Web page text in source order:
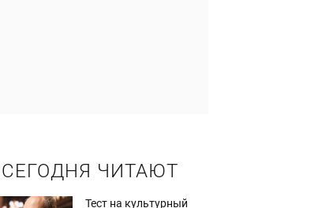
СЕГОДНЯ ЧИТАЮТ
Тест на культурный